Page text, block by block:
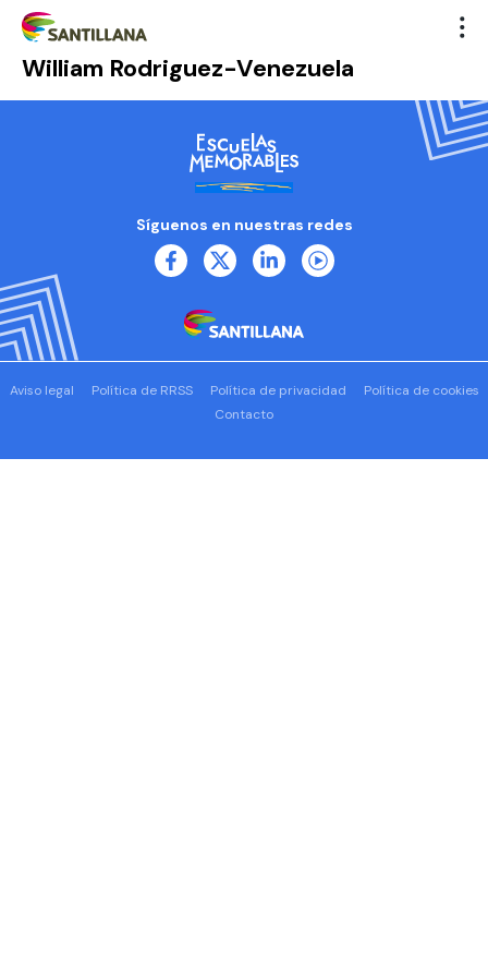
William Rodriguez-Venezuela
Síguenos en nuestras redes
Aviso legal Política de RRSS Política de privacidad
Política de cookies
Contacto